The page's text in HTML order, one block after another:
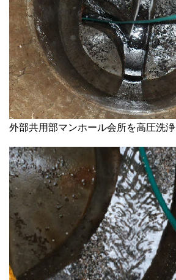
外部共用部マンホール会所を高圧洗浄